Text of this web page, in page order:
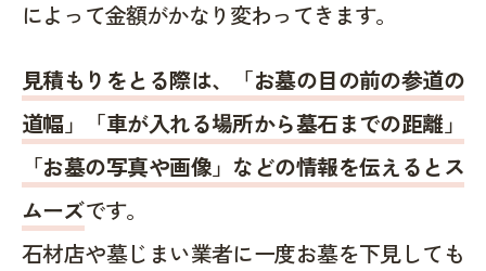
によって金額がかなり変わってきます。
見積もりをとる際は、「お墓の目の前の参道の
道幅」「車が入れる場所から墓石までの距離」
「お墓の写真や画像」などの情報を伝えるとス
ムーズです。
石材店や墓じまい業者に一度お墓を下見しても